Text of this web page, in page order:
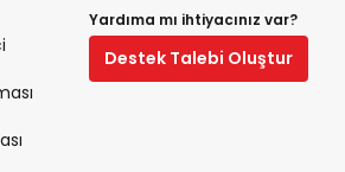
Yardıma mı ihtiyacınız var?
Destek Talebi Oluştur